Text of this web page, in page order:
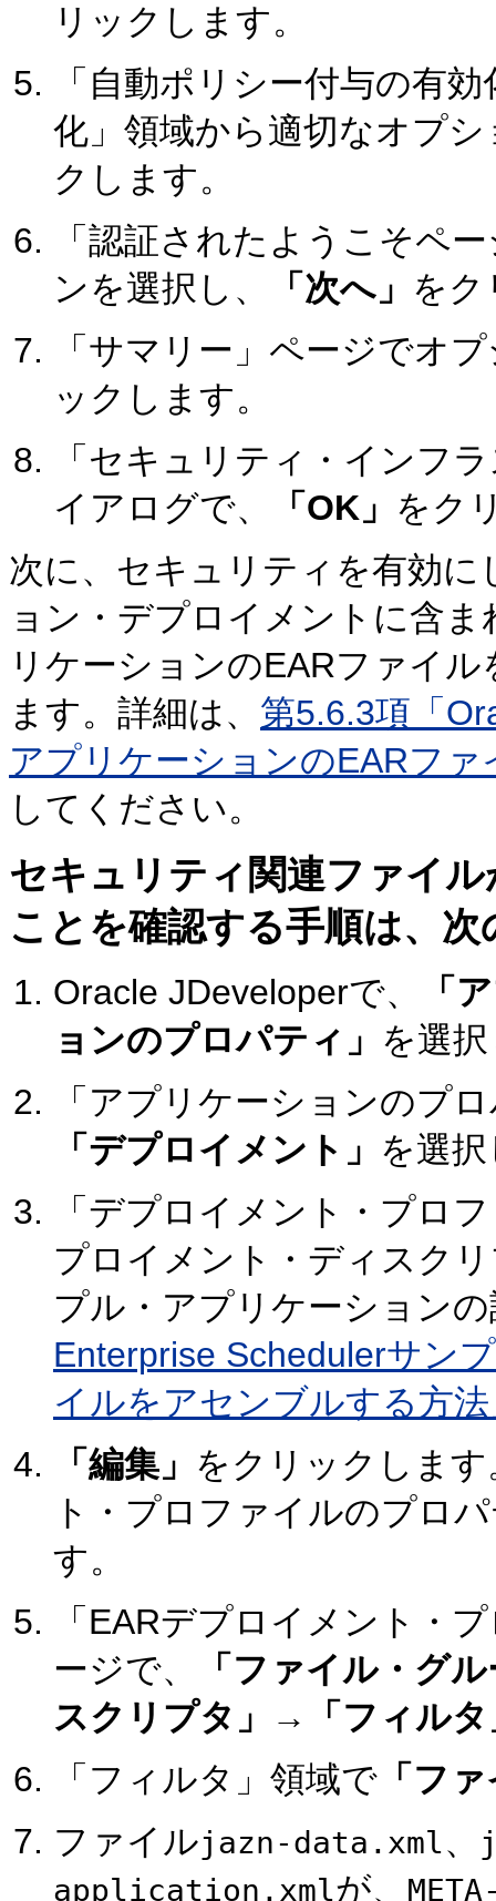
リックします。
「自動ポリシー付与の有
化」領域から適切なオプ
クします。
「認証されたようこそペ
ンを選択し、
「次へ」 をク
「サマリー」ページでオ
ックします。
「セキュリティ・インフ
イアログで、
「OK」 をク
次に、セキュリティを有効に
ョン・デプロイメントに含
リケーションのEARファイ
ます。詳細は、 第5.6.3項「
アプリケーションのEARフ
してください。
セキュリティ関連ファイ
ことを確認する手順は、
Oracle JDeveloperで、
「
ョンのプロパティ」 を選
「アプリケーションのプ
「デプロイメント」 を選
「デプロイメント・プロ
プロイメント・ディスク
プル・アプリケーション
Enterprise Schedulerサン
イルをアセンブルする方
「編集」 をクリックしま
ト・プロファイルのプロ
す。
「EARデプロイメント・
ージで、
「ファイル・グ
スクリプタ」
→
「フィル
「フィルタ」領域で 「フ
ファイルjazn-data.xml、
application.xmlが、